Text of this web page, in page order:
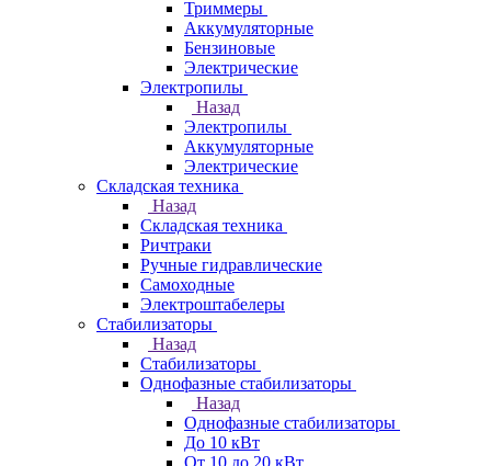
Триммеры
Аккумуляторные
Бензиновые
Электрические
Электропилы
Назад
Электропилы
Аккумуляторные
Электрические
Складская техника
Назад
Складская техника
Ричтраки
Ручные гидравлические
Самоходные
Электроштабелеры
Стабилизаторы
Назад
Стабилизаторы
Однофазные стабилизаторы
Назад
Однофазные стабилизаторы
До 10 кВт
От 10 до 20 кВт